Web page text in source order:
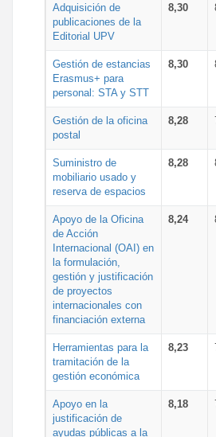
Adquisición de
publicaciones de la
Editorial UPV
8,30
Gestión de estancias
Erasmus+ para
personal: STA y STT
8,30
Gestión de la oficina
postal
8,28
Suministro de
mobiliario usado y
reserva de espacios
8,28
Apoyo de la Oficina
de Acción
Internacional (OAI) en
la formulación,
gestión y justificación
de proyectos
internacionales con
financiación externa
8,24
Herramientas para la
tramitación de la
gestión económica
8,23
Apoyo en la
justificación de
ayudas públicas a la
8,18